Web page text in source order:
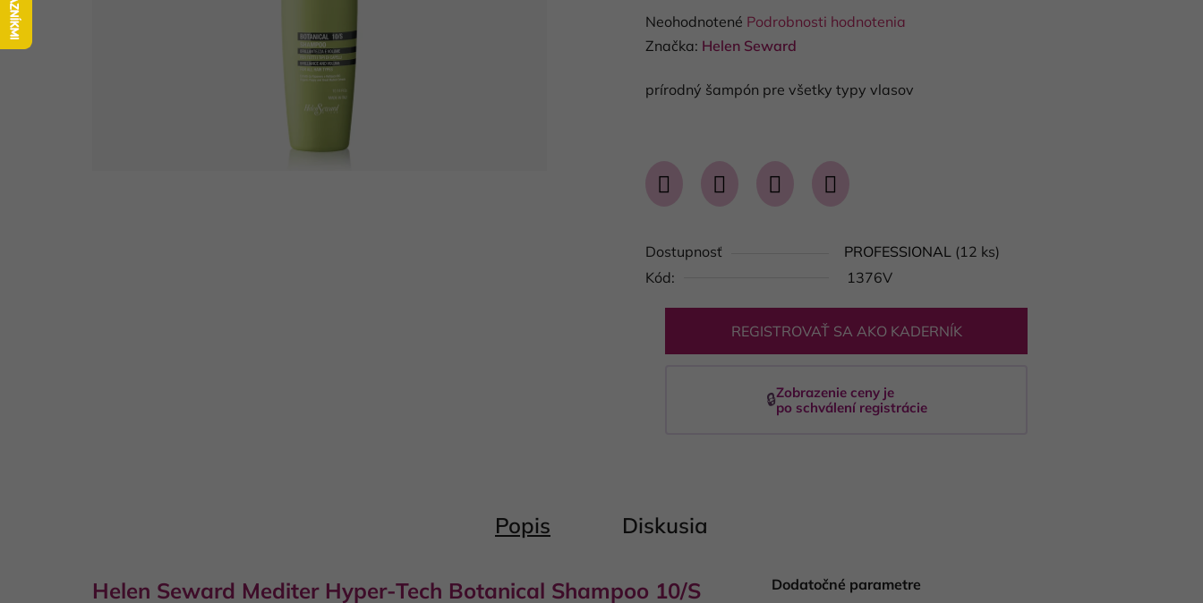
Priemerné
hodnotenie
je
5
hviezdičiek.
Neohodnotené Podrobnosti hodnotenia
Značka: Helen Seward
prírodný šampón pre všetky typy vlasov
Dostupnosť PROFESSIONAL (12 ks)
Kód:
1376V
REGISTROVAŤ SA AKO KADERNÍK
🔒Zobrazenie ceny je
po schválení registrácie
Popis Diskusia
Helen Seward Mediter Hyper-Tech Botanical Shampoo 10/S
Dodatočné parametre